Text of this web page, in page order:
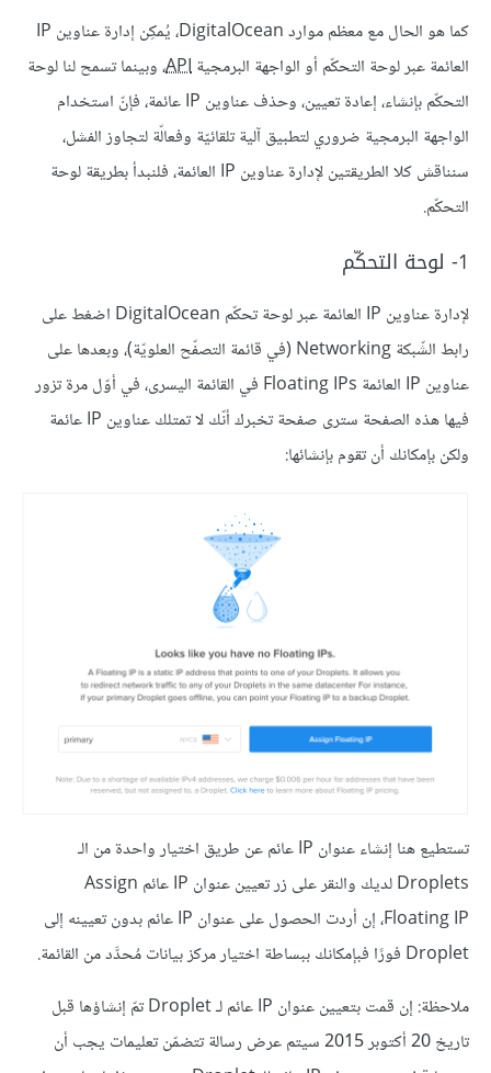
كما هو الحال مع معظم موارد DigitalOcean، يُمكِن إدارة عناوين IP
العائمة عبر لوحة التحكّم أو الواجهة البرمجيةAPI، وبينما تسمح لنا لوحة
التحكّم بإنشاء، إعادة تعيين، وحذف عناوين IP عائمة، فإنّ استخدام
الواجهة البرمجية ضروري لتطبيق آلية تلقائيّة وفعالّة لتجاوز الفشل،
سنناقش كلا الطريقتين لإدارة عناوين IP العائمة، فلنبدأ بطريقة لوحة
التحكّم.
1- لوحة التحكّم
لإدارة عناوين IP العائمة عبر لوحة تحكّم DigitalOcean اضغط على
رابط الشّبكة Networking (في قائمة التصفّح العلويّة)، وبعدها على
عناوين IP العائمة Floating IPs في القائمة اليسرى، في أوّل مرة تزور
فيها هذه الصفحة سترى صفحة تخبرك أنّك لا تمتلك عناوين IP عائمة
ولكن بإمكانك أن تقوم بإنشائها:
تستطيع هنا إنشاء عنوان IP عائم عن طريق اختيار واحدة من الـ
Droplets لديك والنقر على زر تعيين عنوان IP عائم Assign
Floating IP، إن أردت الحصول على عنوان IP عائم بدون تعيينه إلى
Droplet فورًا فبإمكانك ببساطة اختيار مركز بيانات مُحدَّد من القائمة.
ملاحظة: إن قمت بتعيين عنوان IP عائم لـ Droplet تمّ إنشاؤها قبل
تاريخ 20 أكتوبر 2015 سيتم عرض رسالة تتضمّن تعليمات يجب أن